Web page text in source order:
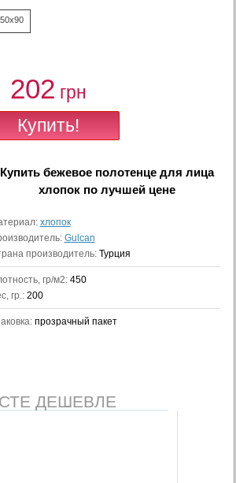
50x90
202 грн
Купить бежевое полотенце для лица
хлопокпо лучшей цене
хлопок
Gulcan
производитель: Турция
гр/м2: 450
гр.: 200
прозрачный пакет
ДЕШЕВЛЕ